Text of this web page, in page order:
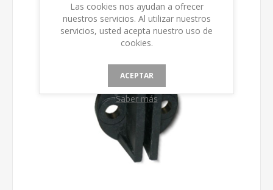
Las cookies nos ayudan a ofrecer
nuestros servicios. Al utilizar nuestros
servicios, usted acepta nuestro uso de
cookies.
ACEPTAR
Saber más